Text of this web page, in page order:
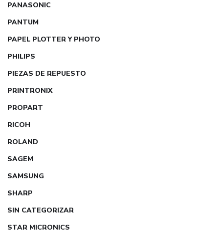
PANASONIC
PANTUM
PAPEL PLOTTER Y PHOTO
PHILIPS
PIEZAS DE REPUESTO
PRINTRONIX
PROPART
RICOH
ROLAND
SAGEM
SAMSUNG
SHARP
SIN CATEGORIZAR
STAR MICRONICS